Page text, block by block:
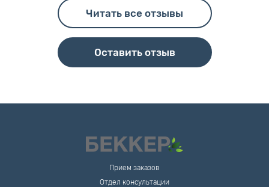
Читать все отзывы
Оставить отзыв
Прием заказов
Отдел консультации